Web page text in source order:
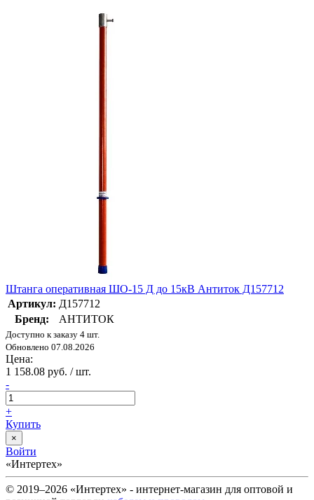
Штанга оперативная ШО-15 Д до 15кВ Антиток Д157712
Артикул: Д157712
Бренд:
АНТИТОК
Доступно к заказу 4 шт.
Обновлено 07.08.2026
Цена:
1 158.08 руб. / шт.
-
+
Купить
×
Войти
«Интертех»
© 2019–2026 «Интертех» - интернет-магазин для оптовой и